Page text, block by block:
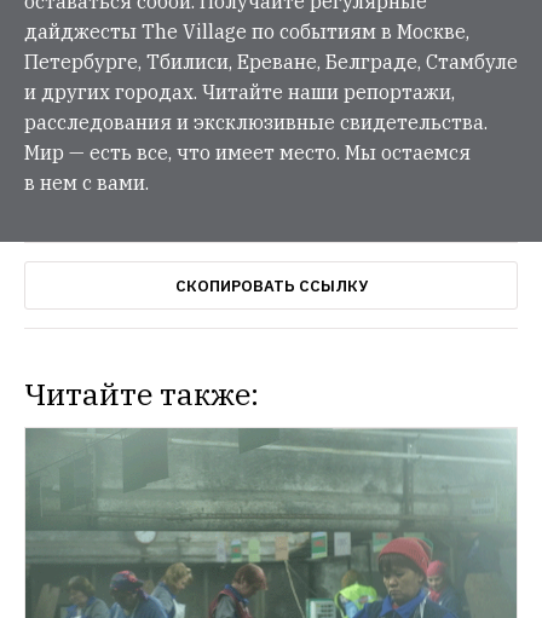
дайджесты The Village по событиям в Москве,
Петербурге, Тбилиси, Ереване, Белграде, Стамбуле
и других городах. Читайте наши репортажи,
расследования и эксклюзивные свидетельства.
Мир — есть все, что имеет место. Мы остаемся
в нем с вами.
СКОПИРОВАТЬ ССЫЛКУ
Читайте также: